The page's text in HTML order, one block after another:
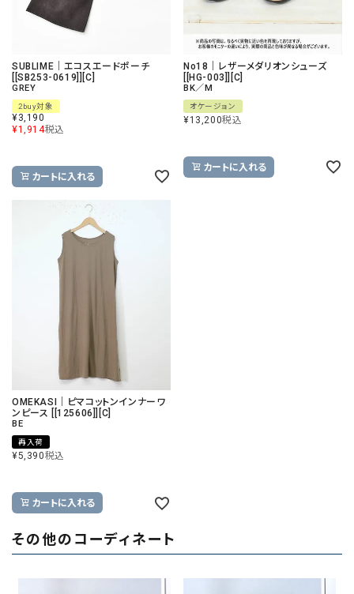
SUBLIME｜エコスエードポーチ
[[SB253-0619]][C]
GREY
2buy対象
¥3,190
¥1,914税込
カートに入れる
No18｜レザーメダリオンシューズ
[[HG-003]][C]
BK／M
オケージョン
¥13,200税込
カートに入れる
OMEKASI｜ピマコットンインナーワ
ンピース [[125606]][C]
BE
再入荷
¥5,390税込
カートに入れる
その他のコーディネート